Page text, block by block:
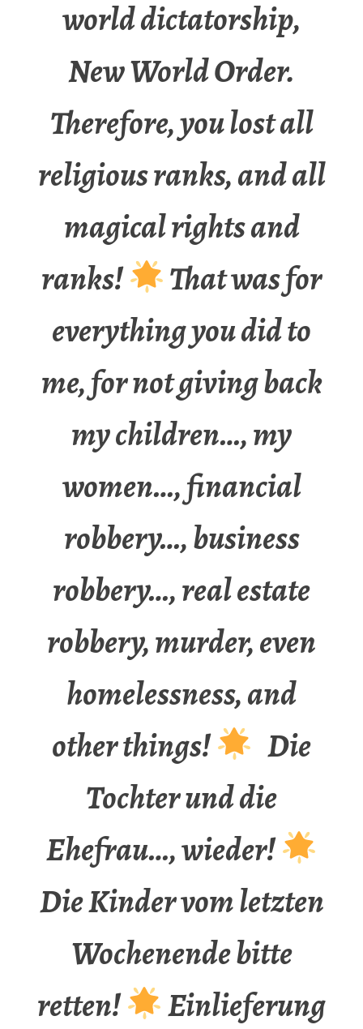
world dictatorship,
New World Order.
Therefore, you lost all
religious ranks, and all
magical rights and
ranks!
That was for
everything you did to
me, for not giving back
my children…, my
women…, financial
robbery…, business
robbery…, real estate
robbery, murder, even
homelessness, and
other things!
Die
Tochter und die
Ehefrau…, wieder!
Die Kinder vom letzten
Wochenende bitte
retten!
Einlieferung